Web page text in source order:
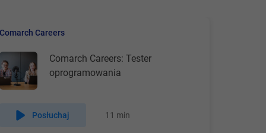
o tym
inżynier
oraz
Comarch Careers
Comarch Careers: Tester
oprogramowania
Posłuchaj 11 min